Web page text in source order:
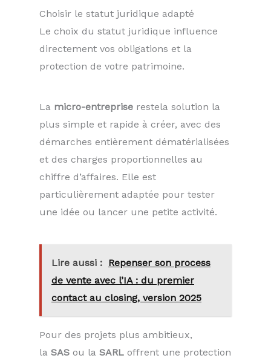
Choisir le statut juridique adapté
Le choix du statut juridique influence
directement vos obligations et la
protection de votre patrimoine.
La micro-entreprise restela solution la
plus simple et rapide à créer, avec des
démarches entièrement dématérialisées
et des charges proportionnelles au
chiffre d’affaires. Elle est
particulièrement adaptée pour tester
une idée ou lancer une petite activité.
Lire aussi : Repenser son process
de vente avec l’IA : du premier
contact au closing, version 2025
Pour des projets plus ambitieux,
la SAS ou la SARL offrent une protection